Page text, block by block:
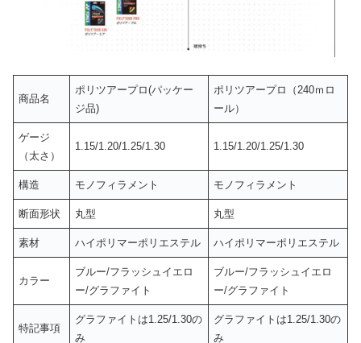
商品名
ポリツアープロ(パッケー
ジ品)
ポリツアープロ（240ｍロ
ール）
ゲージ
（太さ）
1.15/1.20/1.25/1.30 1.15/1.20/1.25/1.30
構造 モノフィラメント モノフィラメント
断面形状 丸型 丸型
素材 ハイポリマーポリエステル ハイポリマーポリエステル
カラー
ブルー/フラッシュイエロ
ー/グラファイト
ブルー/フラッシュイエロ
ー/グラファイト
特記事項
グラファイトは1.25/1.30の
み
グラファイトは1.25/1.30の
み